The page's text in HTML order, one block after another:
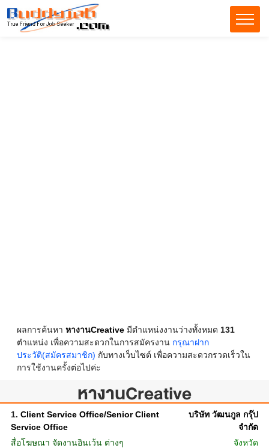
ผลการค้นหา หางานCreativeมีตำแหน่งงานว่างทั้งหมด 131
ตำแหน่ง เพื่อความสะดวกในการสมัครงาน กรุณาฝาก
ประวัติ(สมัครสมาชิก) กับทางเว็บไซต์ เพื่อความสะดวกรวดเร็วใน
การใช้งานครั้งต่อไปค่ะ
หางานCreative
1. Client Service Office/Senior Client
Service Office
สื่อโฆษณา จัดงานอินเว้น ต่างๆ
บริษัท วัฒนกูล กรุ๊ป
จำกัด
จังหวัด